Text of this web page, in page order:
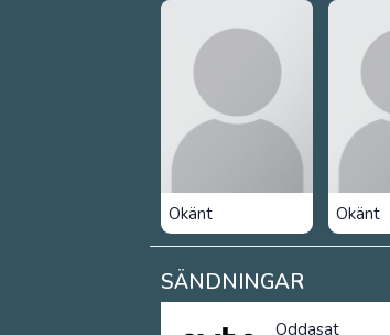
Okänt Okänt
SÄNDNINGAR
Oddasat